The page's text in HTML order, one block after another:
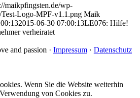
maikpfingsten.de/wp-
Logo-MPF-v1.1.png Maik
2015-06-30 07:00:13LE076: Hilfe!
verheiratet
and passion · Impressum · Datenschutz
Wenn Sie die Website weiterhin
von Cookies zu.